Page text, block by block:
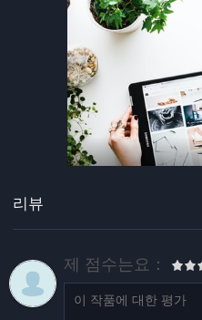
리뷰
제 점수는요：